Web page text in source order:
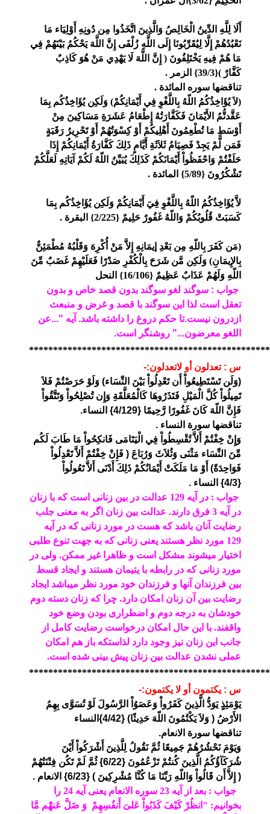
أَلَا لِلَّهِ الدِّينُ الْخَالِصُ وَالَّذِينَ اتَّخَذُوا مِن دُونِهِ أَوْلِيَاء مَا
نَعْبُدُهُمْ إِلَّا لِيُقَرِّبُونَا إِلَى اللَّهِ زُلْفَى إِنَّ اللَّهَ يَحْكُمُ بَيْنَهُمْ فِي
مَا هُمْ فِيهِ يَخْتَلِفُونَ ( إِنَّ اللَّهَ لَا يَهْدِي مَنْ هُوَ كَاذِبٌ
كَفَّارٌ ){39/3} الزمر .
تناقضها سوره المائدة .
(لاَ يُؤَاخِذُكُمُ اللّهُ بِاللَّغْوِ فِي أَيْمَانِكُمْ) وَلَكِن يُؤَاخِذُكُم بِمَا
عَقَّدتُّمُ الأَيْمَانَ فَكَفَّارَتُهُ إِطْعَامُ عَشَرَةِ مَسَاكِينَ مِنْ
أَوْسَطِ مَا تُطْعِمُونَ أَهْلِيكُمْ أَوْ كِسْوَتُهُمْ أَوْ تَحْرِيرُ رَقَبَةٍ
فَمَن لَّمْ يَجِدْ فَصِيَامُ ثَلاَثَةِ أَيَّامٍ ذَلِكَ كَفَّارَةُ أَيْمَانِكُمْ إِذَا
حَلَفْتُمْ وَاحْفَظُواْ أَيْمَانَكُمْ كَذَلِكَ يُبَيِّنُ اللّهُ لَكُمْ آيَاتِهِ لَعَلَّكُمْ
تَشْكُرُونَ {5/89} المائدة .
لاَّ يُؤَاخِذُكُمُ اللّهُ بِاللَّغْوِ فِيَ أَيْمَانِكُمْ وَلَكِن يُؤَاخِذُكُم بِمَا
كَسَبَتْ قُلُوبُكُمْ وَاللّهُ غَفُورٌ حَلِيمٌ {2/225} البقرة .
(مَن كَفَرَ بِاللّهِ مِن بَعْدِ إيمَانِهِ إِلاَّ مَنْ أُكْرِهَ وَقَلْبُهُ مُطْمَئِنٌّ
بِالإِيمَانِ) وَلَكِن مَّن شَرَحَ بِالْكُفْرِ صَدْرًا فَعَلَيْهِمْ غَضَبٌ مِّنَ
اللّهِ وَلَهُمْ عَذَابٌ عَظِيمٌ {16/106} النحل
جواب : سوگند لغو سوگند بدون قصد خاص و بدون
تعقل است لذا این سوگند با قصد و غرض و منبعث
ازدرون نیست.تا حکم دروغ را داشته باشد. آیه "...عن
اللغو معرضون..." روشنگر است.
س : تعدلون أو لاتعدلون:-
(وَلَن تَسْتَطِيعُواْ أَن تَعْدِلُواْ بَيْنَ النِّسَاء) وَلَوْ حَرَصْتُمْ فَلاَ
تَمِيلُواْ كُلَّ الْمَيْلِ فَتَذَرُوهَا كَالْمُعَلَّقَةِ وَإِن تُصْلِحُواْ وَتَتَّقُواْ
فَإِنَّ اللّهَ كَانَ غَفُورًا رَّحِيمًا {4/129} النساء.
تناقضها سورة النساء .
وَإِنْ خِفْتُمْ أَلاَّ تُقْسِطُواْ فِي الْيَتَامَى فَانكِحُواْ مَا طَابَ لَكُم
مِّنَ النِّسَاء مَثْنَى وَثُلاَثَ وَرُبَاعَ ( فَإِنْ خِفْتُمْ أَلاَّ تَعْدِلُواْ
فَوَاحِدَةً) أَوْ مَا مَلَكَتْ أَيْمَانُكُمْ ذَلِكَ أَدْنَى أَلاَّ تَعُولُواْ
{4/3} النساء .
جواب : در آیه 129 عدالت در بین زنانی است که با زنان
در آیه 3 فرق دارند. عدالت بین زنان اگر به معنی جلب
رضایت آنان باشد که هست در مورد زنانی که در آیه
129 مورد نظر هستند یعنی زنانی که به جهت تنوع طلبی
اختیار میشوند مشکل است و ظاهرا غیر ممکن. ولی در
مورد زنانی که در رابطه با یتیمان هستند و ایجاد قسط
بین فرزندان آنها و فرزندان خود مورد نظر میباشد ایجاد
رضایت بین آن زنان امکان دارد. چرا که زنان دسته دوم
خودشان به درجه دوم و اضطراری بودن وضع خود
واقفند. با این حال امکان درخواست رضایت کامل از
جانب این زنان نیز وجود دارد لذاستکه باز هم امکان
عملی نشدن عدالت بین زنان پیش بینی شده است.
س : يكتمون أو لا يكتمون:-
يَوْمَئِذٍ يَوَدُّ الَّذِينَ كَفَرُواْ وَعَصَوُاْ الرَّسُولَ لَوْ تُسَوَّى بِهِمُ
الأَرْضُ ( وَلاَ يَكْتُمُونَ اللّهَ حَدِيثًا) {4/42}النساء
تناقضها سورة الانعام.
وَيَوْمَ نَحْشُرُهُمْ جَمِيعًا ثُمَّ نَقُولُ لِلَّذِينَ أَشْرَكُواْ أَيْنَ
شُرَكَآؤُكُمُ الَّذِينَ كُنتُمْ تَزْعُمُونَ {6/22} ثُمَّ لَمْ تَكُن فِتْنَتُهُمْ
( إِلاَّ أَن قَالُواْ وَاللّهِ رَبِّنَا مَا كُنَّا مُشْرِكِينَ ) {6/23} الانعام .
جواب : بعد از آیه 23 سوره الانعام یعنی آیه 24 را
بخوانیم: "انظُرْ كَيْفَ كَذَبُواْ عَلىَ أَنفُسِهِمْ وَ ضَلَّ عَنهُْم مَّا